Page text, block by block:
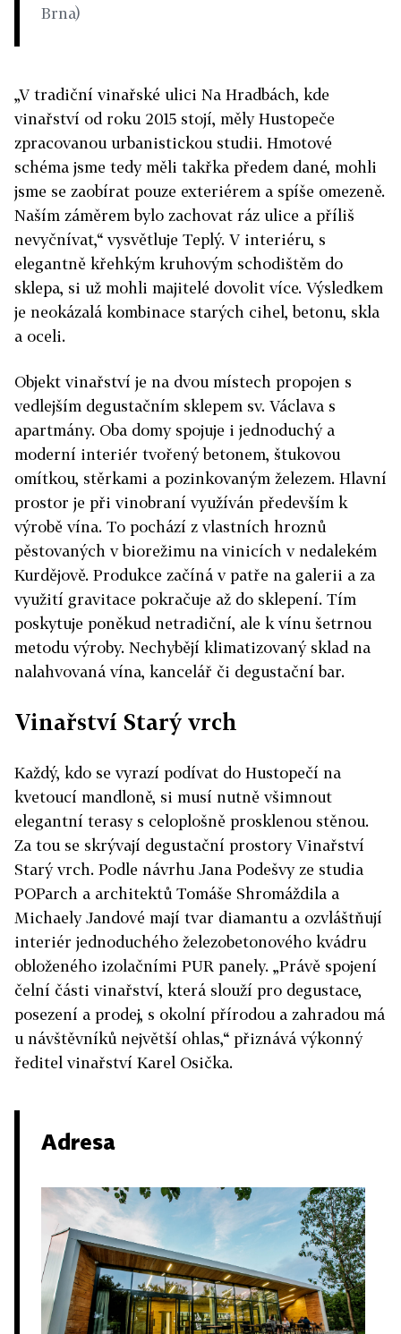
Brna)
„V tradiční vinařské ulici Na Hradbách, kde
vinařství od roku 2015 stojí, měly Hustopeče
zpracovanou urbanistickou studii. Hmotové
schéma jsme tedy měli takřka předem dané, mohli
jsme se zaobírat pouze exteriérem a spíše omezeně.
Naším záměrem bylo zachovat ráz ulice a příliš
nevyčnívat,“ vysvětluje Teplý. V interiéru, s
elegantně křehkým kruhovým schodištěm do
sklepa, si už mohli majitelé dovolit více. Výsledkem
je neokázalá kombinace starých cihel, betonu, skla
a oceli.
Objekt vinařství je na dvou místech propojen s
vedlejším degustačním sklepem sv. Václava s
apartmány. Oba domy spojuje i jednoduchý a
moderní interiér tvořený betonem, štukovou
omítkou, stěrkami a pozinkovaným železem. Hlavní
prostor je při vinobraní využíván především k
výrobě vína. To pochází z vlastních hroznů
pěstovaných v biorežimu na vinicích v nedalekém
Kurdějově. Produkce začíná v patře na galerii a za
využití gravitace pokračuje až do sklepení. Tím
poskytuje poněkud netradiční, ale k vínu šetrnou
metodu výroby. Nechybějí klimatizovaný sklad na
nalahvovaná vína, kancelář či degustační bar.
Vinařství Starý vrch
Každý, kdo se vyrazí podívat do Hustopečí na
kvetoucí mandloně, si musí nutně všimnout
elegantní terasy s celoplošně prosklenou stěnou.
Za tou se skrývají degustační prostory Vinařství
Starý vrch. Podle návrhu Jana Podešvy ze studia
POParch a architektů Tomáše Shromáždila a
Michaely Jandové mají tvar diamantu a ozvláštňují
interiér jednoduchého železobetonového kvádru
obloženého izolačními PUR panely. „Právě spojení
čelní části vinařství, která slouží pro degustace,
posezení a prodej, s okolní přírodou a zahradou má
u návštěvníků největší ohlas,“ přiznává výkonný
ředitel vinařství Karel Osička.
Adresa